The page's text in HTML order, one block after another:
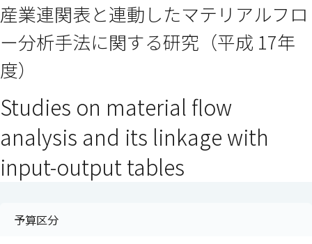
ウで開きます）
ンドウで開きます）
ウインドウで開きます）
産業連関表と連動したマテリアルフロ
ー分析手法に関する研究（平成 17年
度）
Studies on material flow
analysis and its linkage with
input-output tables
予算区分